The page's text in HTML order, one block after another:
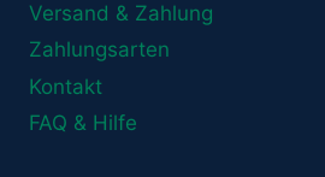
Versand & Zahlung
Zahlungsarten
Kontakt
FAQ & Hilfe